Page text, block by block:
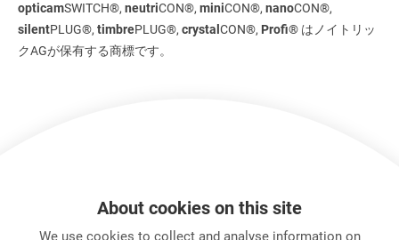
opticamSWITCH®, neutriCON®, miniCON®, nanoCON®,
silentPLUG®, timbrePLUG®, crystal CON®, Profi® はノイトリッ
クAGが保有する商標です。
総合カタログはこちらからダウンロード可能です。
About cookies on this site
We use cookies to collect and analyse information on